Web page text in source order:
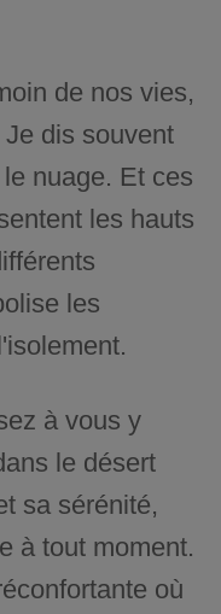
de nos vies,
dis souvent
nuage. Et ces
les hauts
les
à vous y
le désert
sa sérénité,
à tout moment.
où